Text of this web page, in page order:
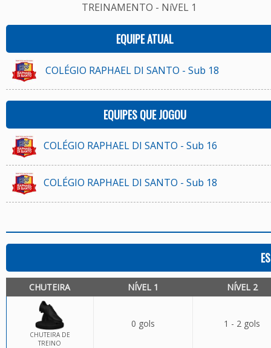
TREINAMENTO - NíVEL 1
EQUIPE ATUAL
COLÉGIO RAPHAEL DI SANTO - Sub 18
EQUIPES QUE JOGOU
COLÉGIO RAPHAEL DI SANTO - Sub 16
COLÉGIO RAPHAEL DI SANTO - Sub 18
CHUTEIRA NÍVEL 1 NÍVEL 2
CHUTEIRA DE
TREINO
0 gols 1 - 2 gols